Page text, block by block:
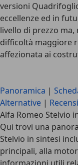
versioni
eccellenze ed in
livello di prezzo ma,
difficoltà maggiore
affezionata ai
Panoramica |
Alternative |
Alfa Romeo Stelvio
Qui trovi una
Stelvio in sintesi
principali, alla